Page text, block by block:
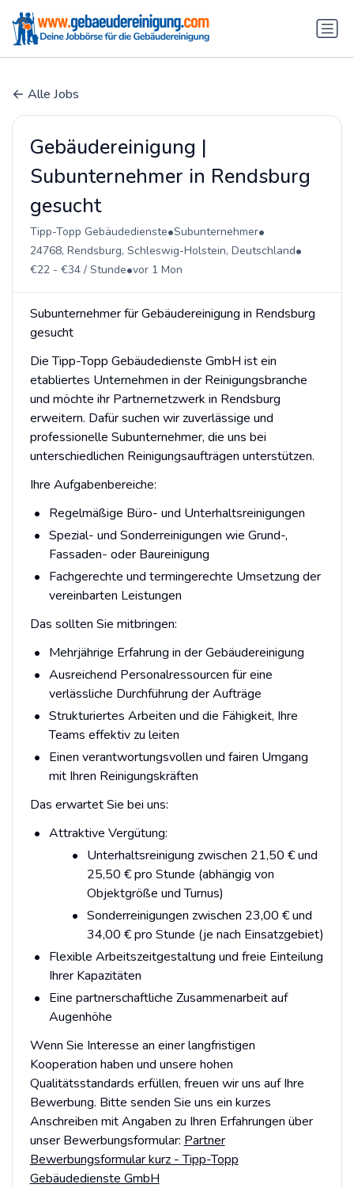
Alle Jobs
Gebäudereinigung |
Subunternehmer in Rendsburg
gesucht
Tipp-Topp Gebäudedienste•Subunternehmer•
24768, Rendsburg, Schleswig-Holstein, Deutschland•
€22 - €34 / Stunde•vor 1 Mon
Subunternehmer für Gebäudereinigung in Rendsburg
gesucht
Die Tipp-Topp Gebäudedienste GmbH ist ein
etabliertes Unternehmen in der Reinigungsbranche
und möchte ihr Partnernetzwerk in Rendsburg
erweitern. Dafür suchen wir zuverlässige und
professionelle Subunternehmer, die uns bei
unterschiedlichen Reinigungsaufträgen unterstützen.
Ihre Aufgabenbereiche:
Regelmäßige Büro- und Unterhaltsreinigungen
Spezial- und Sonderreinigungen wie Grund-,
Fassaden- oder Baureinigung
Fachgerechte und termingerechte Umsetzung der
vereinbarten Leistungen
Das sollten Sie mitbringen:
Mehrjährige Erfahrung in der Gebäudereinigung
Ausreichend Personalressourcen für eine
verlässliche Durchführung der Aufträge
Strukturiertes Arbeiten und die Fähigkeit, Ihre
Teams effektiv zu leiten
Einen verantwortungsvollen und fairen Umgang
mit Ihren Reinigungskräften
Das erwartet Sie bei uns:
Attraktive Vergütung:
Unterhaltsreinigung zwischen 21,50 € und
25,50 € pro Stunde (abhängig von
Objektgröße und Turnus)
Sonderreinigungen zwischen 23,00 € und
34,00 € pro Stunde (je nach Einsatzgebiet)
Flexible Arbeitszeitgestaltung und freie Einteilung
Ihrer Kapazitäten
Eine partnerschaftliche Zusammenarbeit auf
Augenhöhe
Wenn Sie Interesse an einer langfristigen
Kooperation haben und unsere hohen
Qualitätsstandards erfüllen, freuen wir uns auf Ihre
Bewerbung. Bitte senden Sie uns ein kurzes
Anschreiben mit Angaben zu Ihren Erfahrungen über
unser Bewerbungsformular: Partner
Bewerbungsformular kurz - Tipp-Topp
Gebäudedienste GmbH